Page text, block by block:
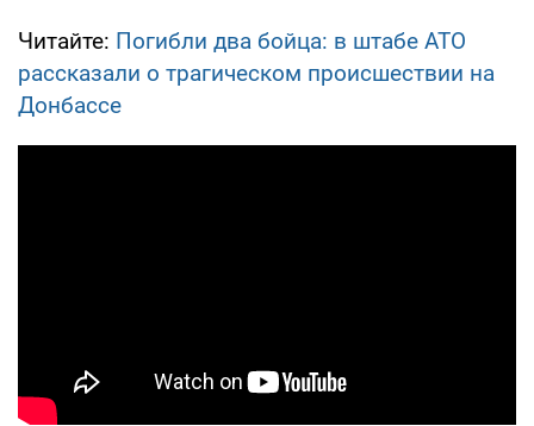
Читайте: Погибли два бойца: в штабе АТО
рассказали о трагическом происшествии на
Донбассе